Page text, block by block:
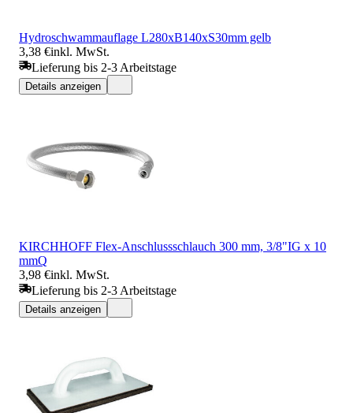
Hydroschwammauflage L280xB140xS30mm gelb
3,38 €inkl. MwSt.
Lieferung bis 2-3 Arbeitstage
Details anzeigen
KIRCHHOFF Flex-Anschlussschlauch 300 mm, 3/8"IG x 10
mmQ
3,98 €inkl. MwSt.
Lieferung bis 2-3 Arbeitstage
Details anzeigen